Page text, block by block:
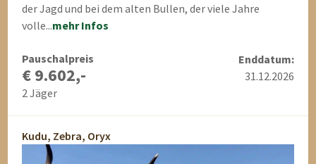
der Jagd und bei dem alten Bullen, der viele Jahre
volle...mehr Infos
Pauschalpreis
€ 9.602,-
2 Jäger
Enddatum:
31.12.2026
Kudu, Zebra, Oryx